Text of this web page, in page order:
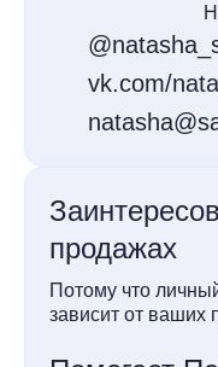
vk.com/
продажах
Потому что
зависит от ваших